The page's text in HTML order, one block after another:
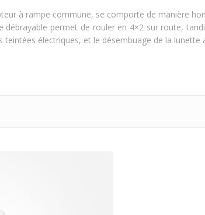
à rampe commune, se comporte de manière
débrayable permet de rouler en 4×2 sur route,
électriques, et le désembuage de la lunette